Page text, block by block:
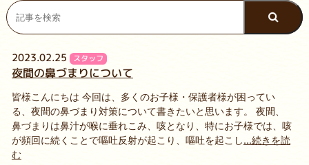
2023.02.25 スタッフ
夜間の鼻づまりについて
皆様こんにちは 今回は、多くのお子様・保護者様が困ってい
る、夜間の鼻づまり対策について書きたいと思います。 夜間、
鼻づまりは鼻汁が喉に垂れこみ、咳となり、特にお子様では、咳
が頻回に続くことで嘔吐反射が起こり、嘔吐を起こし...続きを読
む